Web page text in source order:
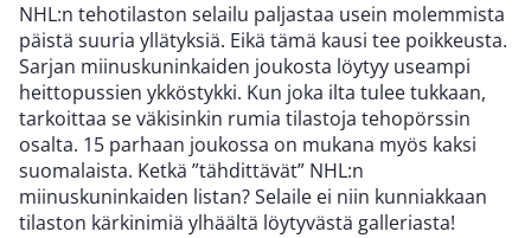
NHL:n tehotilaston selailu paljastaa usein molemmista
päistä suuria yllätyksiä. Eikä tämä kausi tee poikkeusta.
Sarjan miinuskuninkaiden joukosta löytyy useampi
heittopussien ykköstykki. Kun joka ilta tulee tukkaan,
tarkoittaa se väkisinkin rumia tilastoja tehopörssin
osalta. 15 parhaan joukossa on mukana myös kaksi
suomalaista. Ketkä ”tähdittävät” NHL:n
miinuskuninkaiden listan? Selaile ei niin kunniakkaan
tilaston kärkinimiä ylhäältä löytyvästä galleriasta!